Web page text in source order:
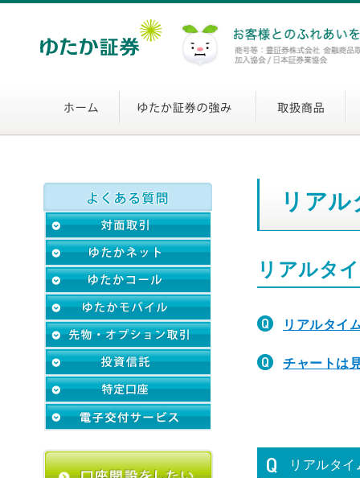
リア
リアルタ
リアルタイ
チャートは
リアルタ